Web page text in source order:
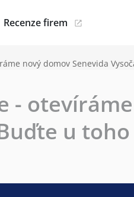
Recenze firem
nový domov Senevida
-
u